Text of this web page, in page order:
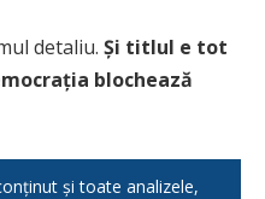
detaliu. Și titlul e tot
blochează
și toate analizele,